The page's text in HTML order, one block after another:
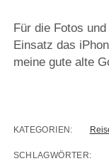
Für die Fotos
Einsatz das
meine gute alte
KATEGORIEN:
SCHLAGWÖRTER: